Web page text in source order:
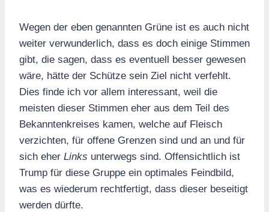
Wegen der eben genannten Grüne ist es auch nicht
weiter verwunderlich, dass es doch einige Stimmen
gibt, die sagen, dass es eventuell besser gewesen
wäre, hätte der Schütze sein Ziel nicht verfehlt.
Dies finde ich vor allem interessant, weil die
meisten dieser Stimmen eher aus dem Teil des
Bekanntenkreises kamen, welche auf Fleisch
verzichten, für offene Grenzen sind und an und für
sich eher Links unterwegs sind. Offensichtlich ist
Trump für diese Gruppe ein optimales Feindbild,
was es wiederum rechtfertigt, dass dieser beseitigt
werden dürfte.